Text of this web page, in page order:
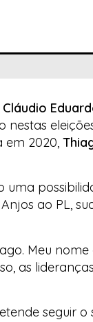
Cláudio
em 2020,
ao PL,
Meu nome
as
seguir